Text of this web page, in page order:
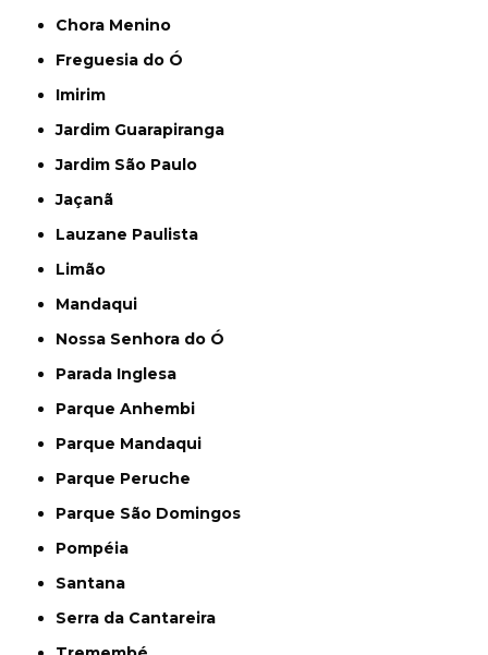
Chora Menino
Freguesia do Ó
Imirim
Jardim Guarapiranga
Jardim São Paulo
Jaçanã
Lauzane Paulista
Limão
Mandaqui
Nossa Senhora do Ó
Parada Inglesa
Parque Anhembi
Parque Mandaqui
Parque Peruche
Parque São Domingos
Pompéia
Santana
Serra da Cantareira